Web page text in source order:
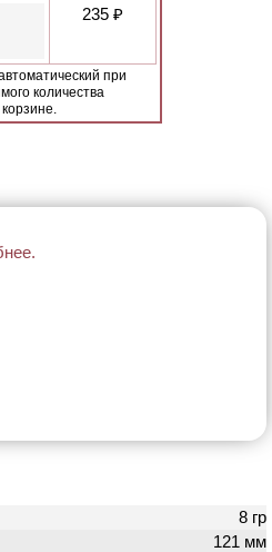
235 ₽
при
количества
8 гр
121 мм